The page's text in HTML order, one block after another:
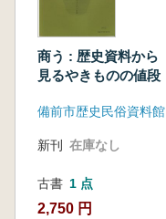
商う : 歴史資料から
見るやきものの値段
備前市歴史民俗資料館
新刊 在庫なし
古書 1 点
2,750 円